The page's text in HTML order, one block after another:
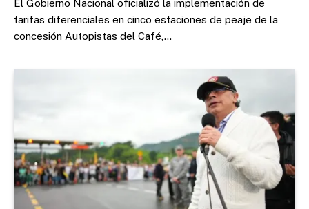
El Gobierno Nacional oficializó la implementación de
tarifas diferenciales en cinco estaciones de peaje de la
concesión Autopistas del Café,…